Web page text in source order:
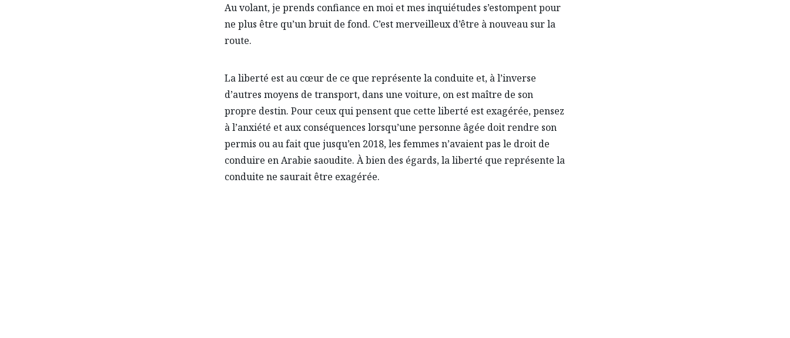
Au volant, je prends confiance en moi et mes inquiétudes s’estompent pour
ne plus être qu’un bruit de fond. C’est merveilleux d’être à nouveau sur la
route.
La liberté est au cœur de ce que représente la conduite et, à l’inverse
d’autres moyens de transport, dans une voiture, on est maître de son
propre destin. Pour ceux qui pensent que cette liberté est exagérée, pensez
à l’anxiété et aux conséquences lorsqu’une personne âgée doit rendre son
permis ou au fait que jusqu’en 2018, les femmes n’avaient pas le droit de
conduire en Arabie saoudite. À bien des égards, la liberté que représente la
conduite ne saurait être exagérée.